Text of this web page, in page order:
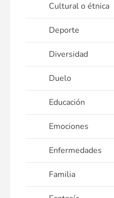
Cultural o étnica
Deporte
Diversidad
Duelo
Educación
Emociones
Enfermedades
Familia